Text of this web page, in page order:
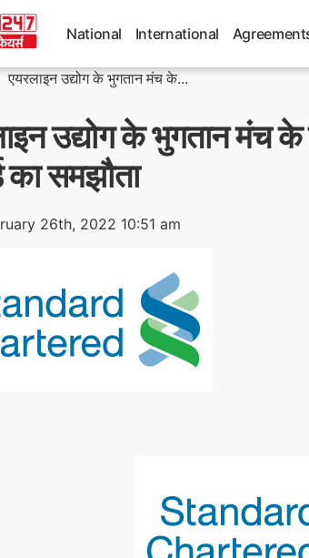
National International
एयरलाइन उद्योग के भुगतान मंच के...
उद्योग के भुगतान मंच
का समझौता
26th, 2022 10:51 am